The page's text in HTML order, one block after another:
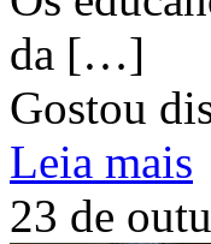
da […]
Gostou
Leia mais
23 de